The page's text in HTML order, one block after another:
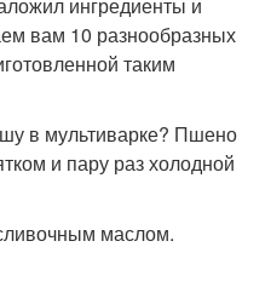
вам 10 разнообразных
таким
в мультиварке? Пшено
и пару раз холодной
маслом.